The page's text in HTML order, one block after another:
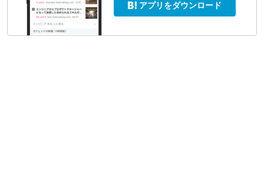
アプリをダウンロード